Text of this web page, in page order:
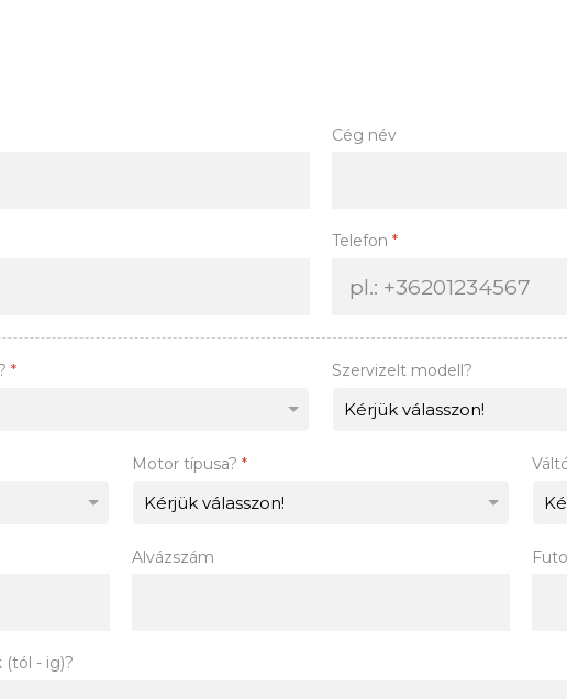
Cég név
Telefon *
* Szervizelt modell?
Motor típusa?*
Alvázszám
(tól - ig)?